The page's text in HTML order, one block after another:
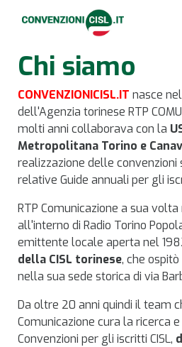
Chi siamo
CONVENZIONICISL.IT nasce
dell'Agenzia torinese RTP
molti anni collaborava con la
Metropolitana Torino e
realizzazione delle
relative Guide annuali per gli
RTP Comunicazione a sua
all'interno di Radio Torino
emittente locale aperta nel
della CISL torinese, che
nella sua sede storica di via
Da oltre 20 anni quindi il team
Comunicazione cura la ricerca
Convenzioni per gli iscritti CISL,